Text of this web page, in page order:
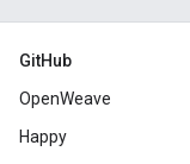
GitHub
OpenWeave
Happy